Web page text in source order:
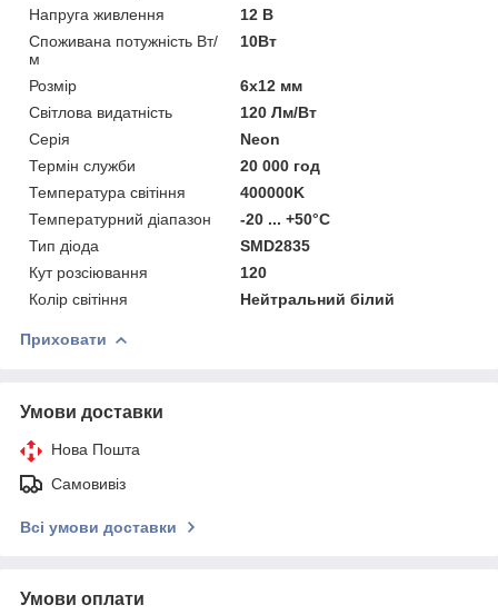
Напруга живлення
12 В
Споживана потужність Вт/
м
10Вт
Розмір
6х12 мм
Світлова видатність
120 Лм/Вт
Серія
Neon
Термін служби
20 000 год
Температура світіння
400000K
Температурний діапазон
-20 ... +50°С
Тип діода
SMD2835
Кут розсіювання
120
Колір світіння
Нейтральний білий
Приховати
Умови доставки
Нова Пошта
Самовивіз
Всі умови доставки
Умови оплати